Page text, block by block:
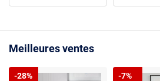
Meilleures ventes
-28% -7%